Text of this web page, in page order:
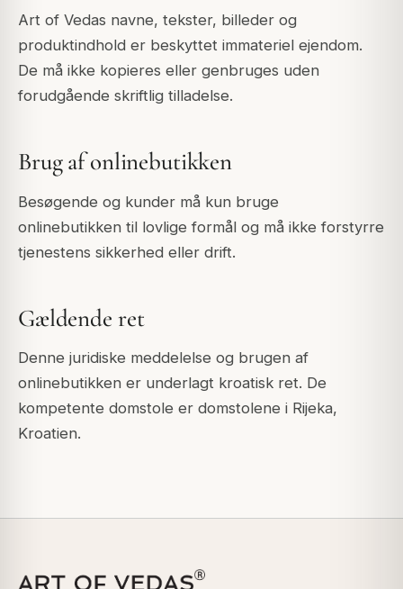
Art of Vedas navne, tekster, billeder og
produktindhold er beskyttet immateriel ejendom.
De må ikke kopieres eller genbruges uden
forudgående skriftlig tilladelse.
Brug af onlinebutikken
Besøgende og kunder må kun bruge
onlinebutikken til lovlige formål og må ikke forstyrre
tjenestens sikkerhed eller drift.
Gældende ret
Denne juridiske meddelelse og brugen af
onlinebutikken er underlagt kroatisk ret. De
kompetente domstole er domstolene i Rijeka,
Kroatien.